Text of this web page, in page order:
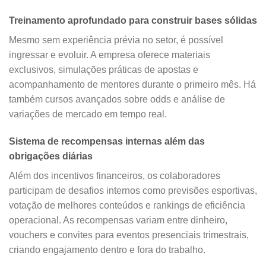
Treinamento aprofundado para construir bases sólidas
Mesmo sem experiência prévia no setor, é possível
ingressar e evoluir. A empresa oferece materiais
exclusivos, simulações práticas de apostas e
acompanhamento de mentores durante o primeiro mês. Há
também cursos avançados sobre odds e análise de
variações de mercado em tempo real.
Sistema de recompensas internas além das
obrigações diárias
Além dos incentivos financeiros, os colaboradores
participam de desafios internos como previsões esportivas,
votação de melhores conteúdos e rankings de eficiência
operacional. As recompensas variam entre dinheiro,
vouchers e convites para eventos presenciais trimestrais,
criando engajamento dentro e fora do trabalho.